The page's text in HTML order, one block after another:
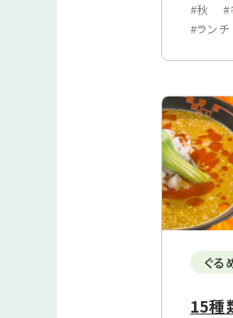
#秋
#
#ランチ
ぐる
15種